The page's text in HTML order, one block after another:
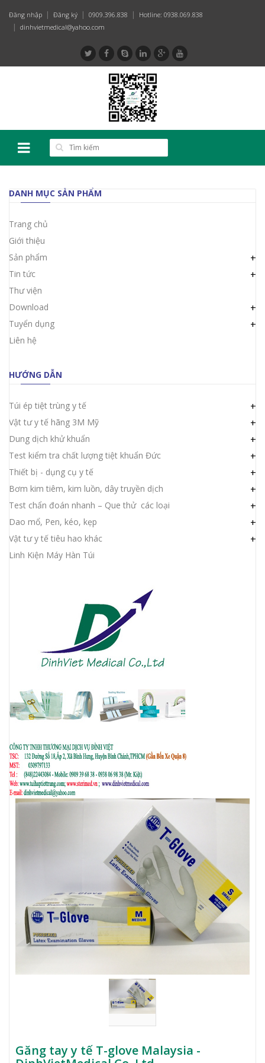
Đăng nhập Đăng ký 0909.396.838
Hotline: 0938.069.838
dinhvietmedical@yahoo.com
DANH MỤC SẢN PHẨM
Trang chủ
Giới thiệu
Sản phẩm
+
Tin tức +
Thư viện
Download
+
Tuyển dụng +
Liên hệ
HƯỚNG DẪN
Túi ép tiệt trùng y tế +
Vật tư y tế hãng 3M Mỹ +
Dung dịch khử khuẩn +
Test kiểm tra chất lượng tiệt khuẩn Đức +
Thiết bị - dụng cụ y tế +
Bơm kim tiêm, kim luồn, dây truyền dịch +
Test chẩn đoán nhanh – Que thử các loại +
Dao mổ, Pen, kéo, kẹp +
Vật tư y tế tiêu hao khác +
Linh Kiện Máy Hàn Túi
Găng tay y tế T-glove Malaysia -